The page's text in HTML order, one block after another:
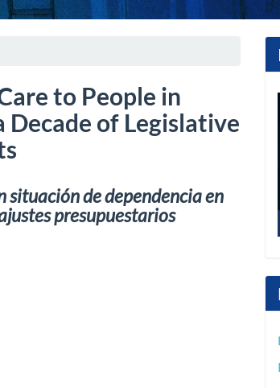
to People in
Decade of Legislative
situación de dependencia en
presupuestarios